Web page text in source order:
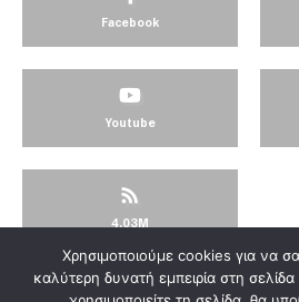
Facebook
Youtube
4.03M
© KorinthosTV @2025
Χρησιμοποιούμε cookies για να
καλύτερη δυνατή εμπειρία στη